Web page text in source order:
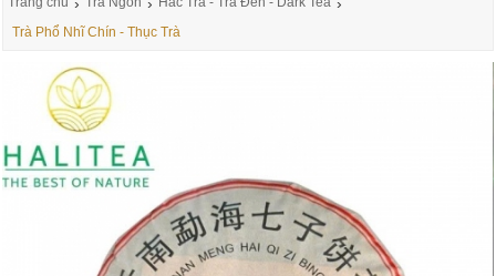
Trà Phổ Nhĩ Chín - Thục Trà